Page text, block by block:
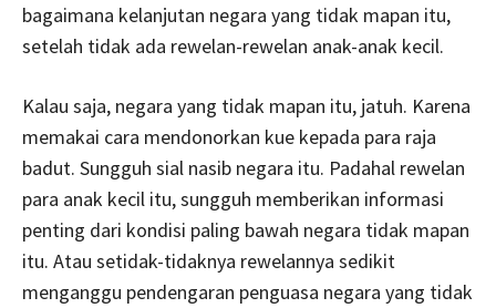
bagaimana kelanjutan negara yang tidak mapan itu,
setelah tidak ada rewelan-rewelan anak-anak kecil.
Kalau saja, negara yang tidak mapan itu, jatuh. Karena
memakai cara mendonorkan kue kepada para raja
badut. Sungguh sial nasib negara itu. Padahal rewelan
para anak kecil itu, sungguh memberikan informasi
penting dari kondisi paling bawah negara tidak mapan
itu. Atau setidak-tidaknya rewelannya sedikit
menganggu pendengaran penguasa negara yang tidak